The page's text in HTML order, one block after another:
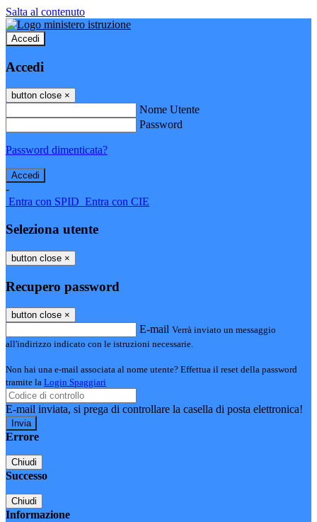
Salta al contenuto
Accedi
Accedi
button close ×
Nome Utente
Password
Password dimenticata?
-
Entra con SPID Entra con CIE
Seleziona utente
button close ×
Recupero password
button close ×
E-mail Verrà inviato un messaggio
all'indirizzo indicato con le istruzioni necessarie.
Non hai una e-mail associata al nome utente? Effettua il reset della password
tramite la Login Spaggiari
E-mail inviata, si prega di controllare la casella di posta elettronica!
Errore
Chiudi
Successo
Chiudi
Informazione